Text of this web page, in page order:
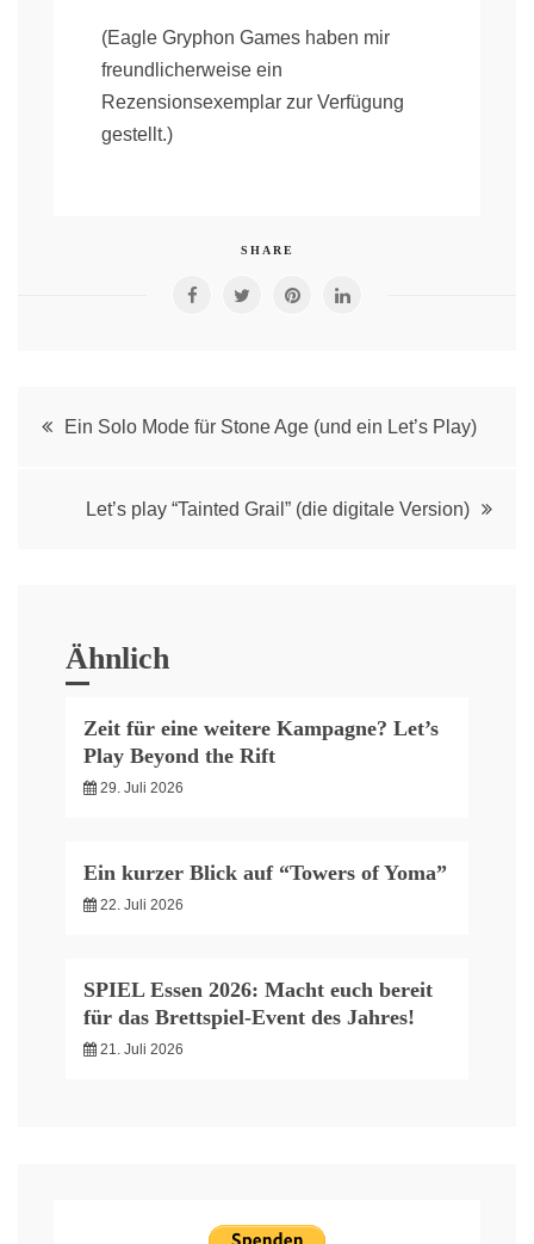
(Eagle Gryphon Games haben mir
freundlicherweise ein
Rezensionsexemplar zur Verfügung
gestellt.)
SHARE
PostEin Solo Mode für Stone Age (und ein Let’s Play)
Let’s play “Tainted Grail” (die digitale Version)
Ähnlich
Zeit für eine weitere Kampagne? Let’s
Play Beyond the Rift
29. Juli 2026
Ein kurzer Blick auf “Towers of Yoma”
22. Juli 2026
SPIEL Essen 2026: Macht euch bereit
für das Brettspiel-Event des Jahres!
21. Juli 2026